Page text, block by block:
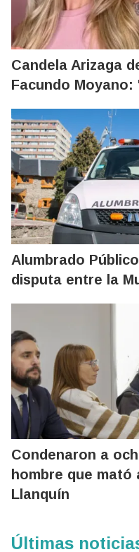
Candela Arizaga
Facundo
Alumbrado
disputa entre la
Condenaron a
hombre que mató
Llanquín
Últimas